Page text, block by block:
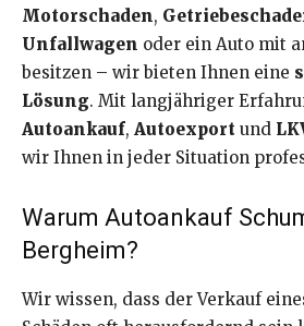
Motorschaden,
Unfallwagen oder ein Auto mit
besitzen – wir bieten Ihnen eine
Lösung. Mit langjähriger
Autoankauf, Autoexport und
wir Ihnen in jeder Situation
Warum Autoankauf
Bergheim?
Wir wissen, dass der Verkauf